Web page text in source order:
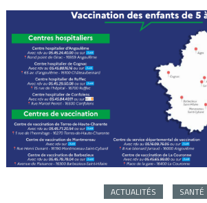
ACTUALITÉS SANTÉ